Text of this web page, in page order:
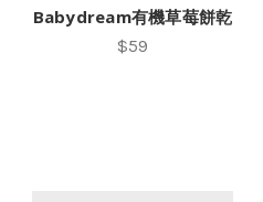
Babydream有機草莓餅乾
$59